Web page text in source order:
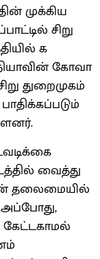
முக்கிய
சிறு
க
கோவா
துறைமுகம்
வைத்து
தலைமையில்
கேட்டகாமல்